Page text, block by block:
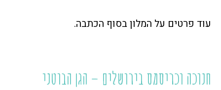
עוד פרטים על המלון בסוף הכתבה.
חנוכה וכריסמס בירושלים – הגן הבוטני